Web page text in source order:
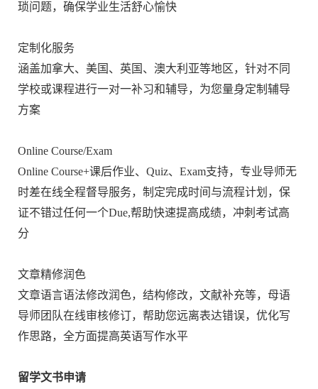
琐问题，确保学业生活舒心愉快
定制化服务
涵盖加拿大、美国、英国、澳大利亚等地区，针对不同
学校或课程进行一对一补习和辅导，为您量身定制辅导
方案
Online Course/Exam
Online Course+课后作业、Quiz、Exam支持，专业导师无
时差在线全程督导服务，制定完成时间与流程计划，保
证不错过任何一个Due,帮助快速提高成绩，冲刺考试高
分
文章精修润色
文章语言语法修改润色，结构修改，文献补充等，母语
导师团队在线审核修订，帮助您远离表达错误，优化写
作思路，全方面提高英语写作水平
留学文书申请